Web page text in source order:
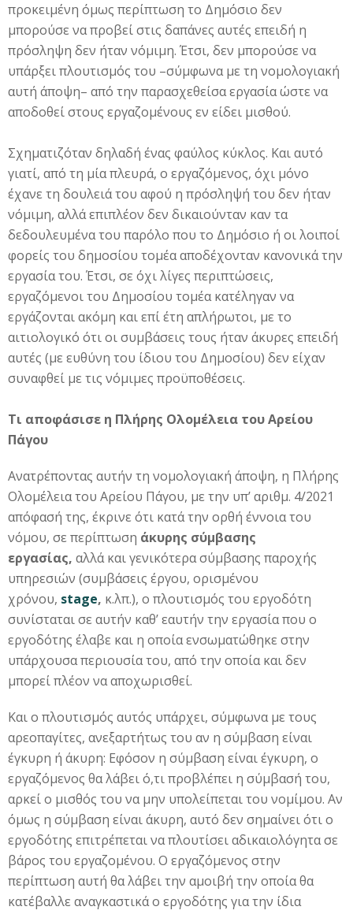
προκειμένη όμως περίπτωση το Δημόσιο δεν
μπορούσε να προβεί στις δαπάνες αυτές επειδή η
πρόσληψη δεν ήταν νόμιμη. Έτσι, δεν μπορούσε να
υπάρξει πλουτισμός του –σύμφωνα με τη νομολογιακή
αυτή άποψη– από την παρασχεθείσα εργασία ώστε να
αποδοθεί στους εργαζομένους εν είδει μισθού.
Σχηματιζόταν δηλαδή ένας φαύλος κύκλος. Και αυτό
γιατί, από τη μία πλευρά, ο εργαζόμενος, όχι μόνο
έχανε τη δουλειά του αφού η πρόσληψή του δεν ήταν
νόμιμη, αλλά επιπλέον δεν δικαιούνταν καν τα
δεδουλευμένα του παρόλο που το Δημόσιο ή οι λοιποί
φορείς του δημοσίου τομέα αποδέχονταν κανονικά την
εργασία του. Έτσι, σε όχι λίγες περιπτώσεις,
εργαζόμενοι του Δημοσίου τομέα κατέληγαν να
εργάζονται ακόμη και επί έτη απλήρωτοι, με το
αιτιολογικό ότι οι συμβάσεις τους ήταν άκυρες επειδή
αυτές (με ευθύνη του ίδιου του Δημοσίου) δεν είχαν
συναφθεί με τις νόμιμες προϋποθέσεις.
Τι αποφάσισε η Πλήρης Ολομέλεια του Αρείου
Πάγου
Ανατρέποντας αυτήν τη νομολογιακή άποψη, η Πλήρης
Ολομέλεια του Αρείου Πάγου, με την υπ’ αριθμ. 4/2021
απόφασή της, έκρινε ότι κατά την ορθή έννοια του
νόμου, σε περίπτωση άκυρης σύμβασης
εργασίας, αλλά και γενικότερα σύμβασης παροχής
υπηρεσιών (συμβάσεις έργου, ορισμένου
χρόνου, stage, κ.λπ.), ο πλουτισμός του εργοδότη
συνίσταται σε αυτήν καθ’ εαυτήν την εργασία που ο
εργοδότης έλαβε και η οποία ενσωματώθηκε στην
υπάρχουσα περιουσία του, από την οποία και δεν
μπορεί πλέον να αποχωρισθεί.
Και ο πλουτισμός αυτός υπάρχει, σύμφωνα με τους
αρεοπαγίτες, ανεξαρτήτως του αν η σύμβαση είναι
έγκυρη ή άκυρη: Εφόσον η σύμβαση είναι έγκυρη, ο
εργαζόμενος θα λάβει ό,τι προβλέπει η σύμβασή του,
αρκεί ο μισθός του να μην υπολείπεται του νομίμου. Αν
όμως η σύμβαση είναι άκυρη, αυτό δεν σημαίνει ότι ο
εργοδότης επιτρέπεται να πλουτίσει αδικαιολόγητα σε
βάρος του εργαζομένου. Ο εργαζόμενος στην
περίπτωση αυτή θα λάβει την αμοιβή την οποία θα
κατέβαλλε αναγκαστικά ο εργοδότης για την ίδια